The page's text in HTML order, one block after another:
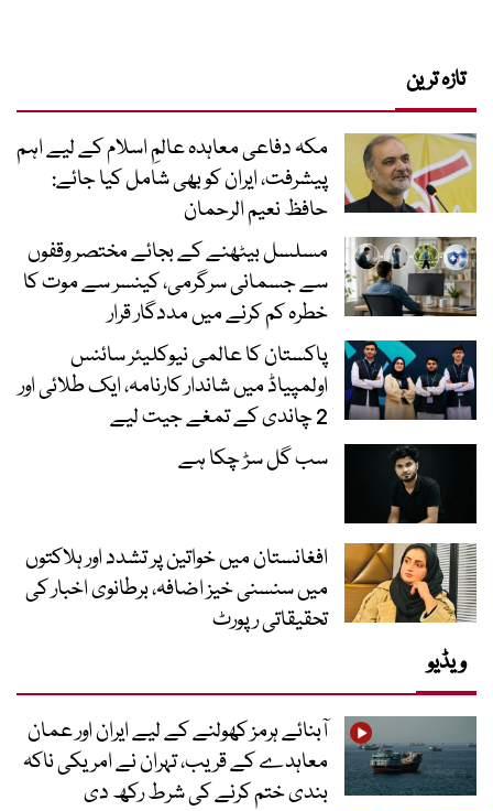
تازہ ترین
مکہ دفاعی معاہدہ عالمِ اسلام کے لیے اہم
پیشرفت، ایران کو بھی شامل کیا جائے:
حافظ نعیم الرحمان
مسلسل بیٹھنے کے بجائے مختصر وقفوں
سے جسمانی سرگرمی، کینسر سے موت کا
خطرہ کم کرنے میں مددگار قرار
پاکستان کا عالمی نیوکلیئر سائنس
اولمپیاڈ میں شاندار کارنامہ، ایک طلائی اور
2 چاندی کے تمغے جیت لیے
سب گل سڑ چکا ہے
افغانستان میں خواتین پر تشدد اور ہلاکتوں
میں سنسنی خیز اضافہ، برطانوی اخبار کی
تحقیقاتی رپورٹ
ویڈیو
آبنائے ہرمز کھولنے کے لیے ایران اور عمان
معاہدے کے قریب، تہران نے امریکی ناکہ
بندی ختم کرنے کی شرط رکھ دی